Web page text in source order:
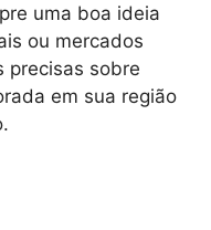
uma boa ideia
ou mercados
precisas sobre
em sua região